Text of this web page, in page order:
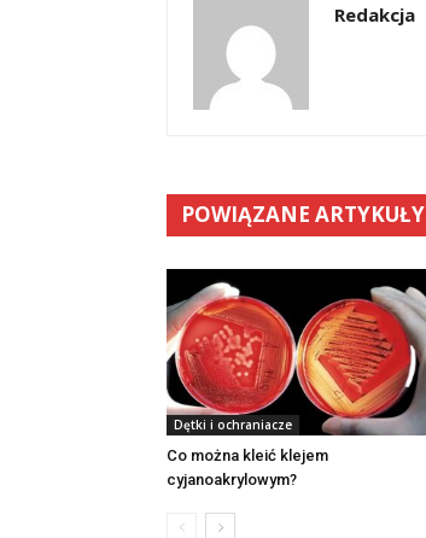
Redakcja
POWIĄZANE ARTYKUŁY
Dętki i ochraniacze
Co można kleić klejem
cyjanoakrylowym?